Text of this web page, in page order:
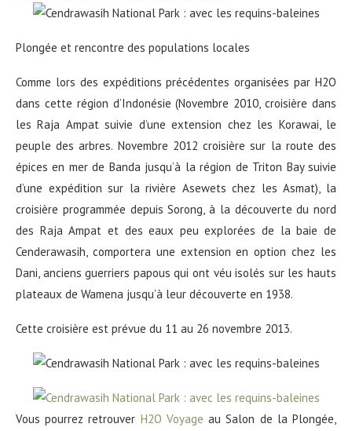
Plongée et rencontre des populations locales
Comme lors des expéditions précédentes organisées par H2O
dans cette région d’Indonésie (Novembre 2010, croisière dans
les Raja Ampat suivie d’une extension chez les Korawai, le
peuple des arbres. Novembre 2012 croisière sur la route des
épices en mer de Banda jusqu’à la région de Triton Bay suivie
d’une expédition sur la rivière Asewets chez les Asmat), la
croisière programmée depuis Sorong, à la découverte du nord
des Raja Ampat et des eaux peu explorées de la baie de
Cenderawasih, comportera une extension en option chez les
Dani, anciens guerriers papous qui ont véu isolés sur les hauts
plateaux de Wamena jusqu’à leur découverte en 1938.
Cette croisière est prévue du 11 au 26 novembre 2013.
Vous pourrez retrouver H2O Voyage au Salon de la Plongée,